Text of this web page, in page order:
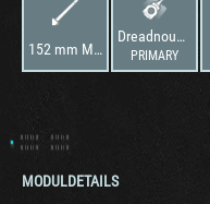
152 mm ML-20SM
Dreadnought KV-2
PRIMARY
MODULDETAILS